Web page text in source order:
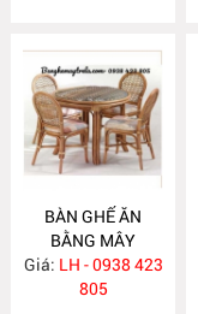
BÀN GHẾ ĂN
BẰNG MÂY
MA732
Giá: LH - 0938 423
805